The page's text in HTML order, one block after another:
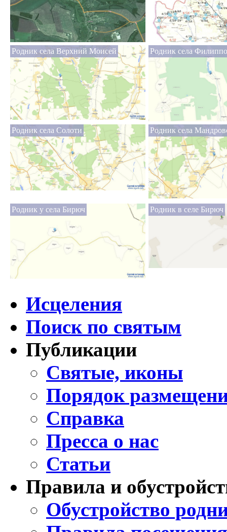
Родник села Верхний Моисей Родник села
Родник села Солоти Родник села
Родник у села Бирюч Родник в селе Бирюч
Исцеления
Поиск по святым
Публикации
Святые, иконы
Порядок
Справка
Пресса о нас
Статьи
Правила и
Обустройство